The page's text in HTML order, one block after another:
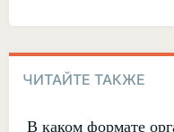
ЧИТАЙТЕ ТАКЖЕ
В каком формате